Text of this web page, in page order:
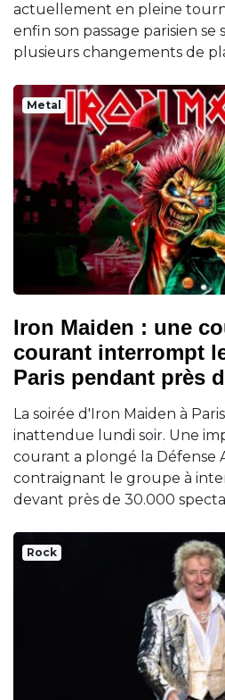
actuellement en pleine
enfin son passage parisien se
plusieurs changements de
Metal
Iron Maiden : une
courant interrompt
Paris pendant près
La soirée d'Iron Maiden à
inattendue lundi soir. Une
courant a plongé la Défense
contraignant le groupe à
devant près de 30.000
Rock